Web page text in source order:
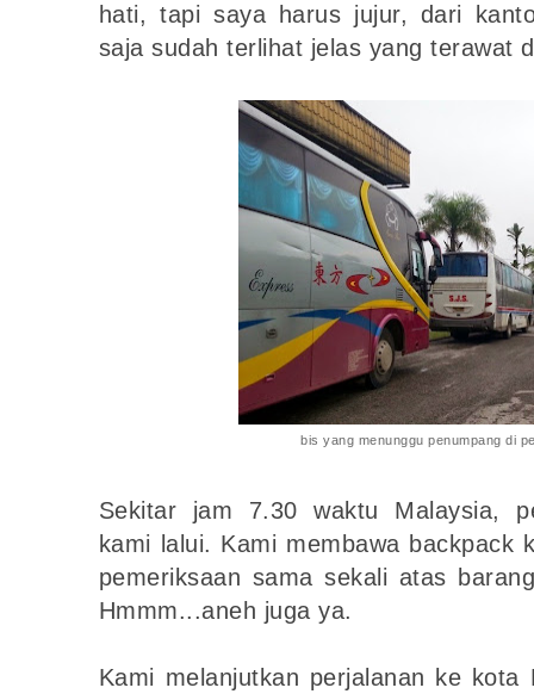
hati, tapi saya harus jujur, dari
saja sudah terlihat jelas yang terawat
bis yang menunggu penumpang di
Sekitar jam 7.30 waktu Malaysia,
kami lalui. Kami membawa backpack
pemeriksaan sama sekali atas
Hmmm...aneh juga ya.
Kami melanjutkan perjalanan ke